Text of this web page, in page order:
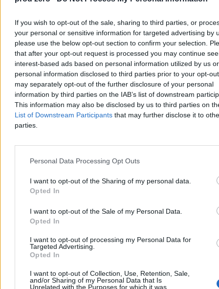
If you wish to opt-out of the sale, sharing to third parties, or
your personal or sensitive information for targeted advertising by
please use the below opt-out section to confirm your selection.
that after your opt-out request is processed you may continue
interest-based ads based on personal information utilized by us or
personal information disclosed to third parties prior to your opt-
may separately opt-out of the further disclosure of your personal
information by third parties on the IAB’s list of downstream
This information may also be disclosed by us to third parties on
List of Downstream Participants that may further disclose it to
parties.
Personal Data Processing Opt Outs
I want to opt-out of the Sharing of my personal data.
Opted In
I want to opt-out of the Sale of my Personal Data.
Opted In
I want to opt-out of processing my Personal Data for
Targeted Advertising.
Opted In
I want to opt-out of Collection, Use, Retention, Sale,
and/or Sharing of my Personal Data that Is
Unrelated with the Purposes for which it was
Zdrowie
wyboru
reklamy aptek, obowiązujący od 2012 r. i uznany przez TSUE za
niezgodny z prawem UE. Apteki będą mogły się reklamować, ale z
ograniczeniami. Za złamanie przepisów grozi kara do 100 tys. zł.